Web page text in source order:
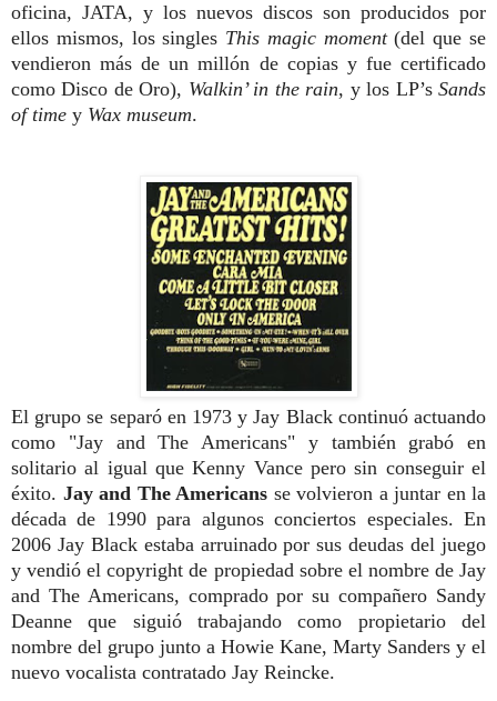
oficina, JATA, y los nuevos discos son producidos por
ellos mismos, los singles This magic moment(del que se
vendieron más de un millón de copias y fue certificado
como Disco de Oro), Walkin’ in the rain, y los LP’sSands
of time y Wax museum.
El grupo se separó en 1973 y Jay Black continuó actuando
como "Jay and The Americans" y también grabó en
solitario al igual que Kenny Vance pero sin conseguir el
éxito. Jay and The Americans se volvieron a juntar en la
década de 1990 para algunos conciertos especiales. En
2006 Jay Black estaba arruinado por sus deudas del juego
y vendió el copyright de propiedad sobre el nombre de Jay
and The Americans, comprado por su compañero Sandy
Deanne que siguió trabajando como propietario del
nombre del grupo junto a Howie Kane, Marty Sanders y el
nuevo vocalista contratado Jay Reincke.